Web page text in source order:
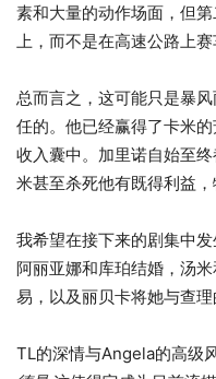
素和大量的动作场面，但
上，而不是在高速公路上赛
总而言之，这可能只是暴
任的。他已经赢得了卡米
收入囊中。加里诺自始至
米甚至杀死他有既得利益，
我希望在接下来的剧集中
阿丽亚娜和库珀结婚，汤
易，以及丽贝卡将她与查理
TL的深情与Angela的高级